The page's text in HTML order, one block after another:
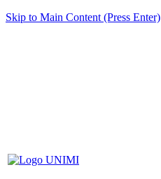
Skip to Main Content (Press Enter)